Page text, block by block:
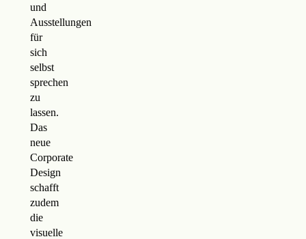
und
Ausstellungen
für
sich
selbst
sprechen
zu
lassen.
Das
neue
Corporate
Design
schafft
zudem
die
visuelle